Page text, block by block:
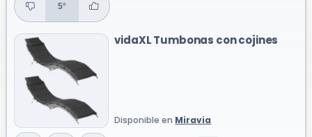
5°
vidaXL Tumbonas con cojines
Disponible en Miravia